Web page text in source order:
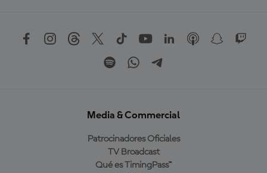
Media & Commercial
Patrocinadores Oficiales
TV Broadcast
Qué es TimingPass™